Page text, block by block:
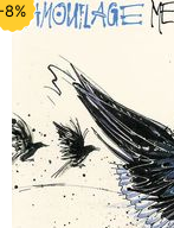
8%